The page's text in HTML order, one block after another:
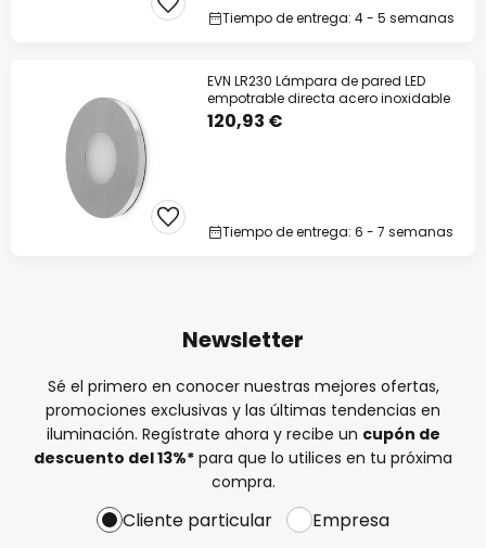
Tiempo de entrega: 4 - 5 semanas
EVN LR230 Lámpara de pared LED
empotrable directa acero inoxidable
120,93 €
Tiempo de entrega: 6 - 7 semanas
Newsletter
Sé el primero en conocer nuestras mejores ofertas,
promociones exclusivas y las últimas tendencias en
iluminación. Regístrate ahora y recibe un cupón de
descuento del13%* para que lo utilices en tu próxima
compra.
Cliente particular Empresa